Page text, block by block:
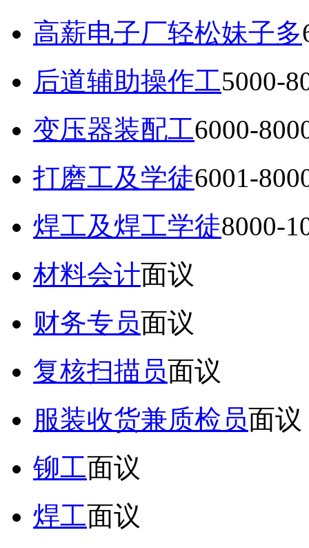
高薪电子厂轻松妹子多
后道辅助操作工5000-
变压器装配工6000-
打磨工及学徒6001-
焊工及焊工学徒8000-
材料会计面议
财务专员面议
复核扫描员面议
服装收货兼质检员面议
铆工面议
焊工面议